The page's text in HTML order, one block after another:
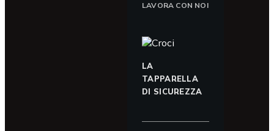
LAVORA CON NOI
LA
TAPPARELLA
DI SICUREZZA